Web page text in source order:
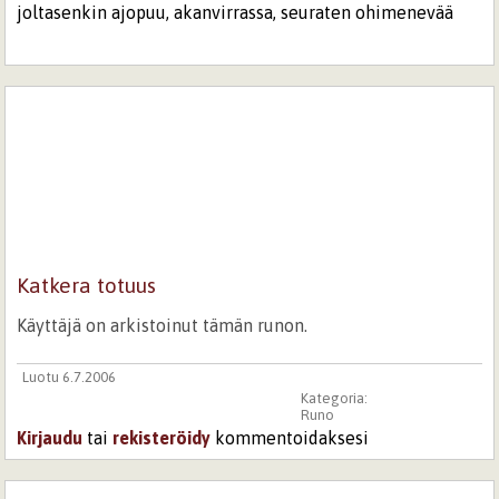
joltasenkin ajopuu, akanvirrassa, seuraten ohimenevää
Katkera totuus
Käyttäjä on arkistoinut tämän runon.
Luotu 6.7.2006
Kategoria:
Runo
Kirjaudu tai rekisteröidy kommentoidaksesi